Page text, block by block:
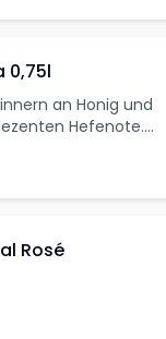
0,75l
an Honig und
Hefenote.
anhaltend
Rosé